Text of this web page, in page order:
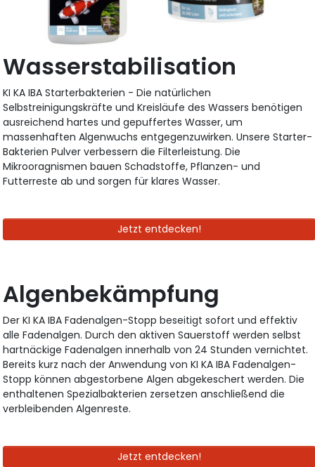
Wasserstabilisation
KI KA IBA Starterbakterien - Die natürlichen
Selbstreinigungskräfte und Kreisläufe des Wassers benötigen
ausreichend hartes und gepuffertes Wasser, um
massenhaften Algenwuchs entgegenzuwirken. Unsere Starter-
Bakterien Pulver verbessern die Filterleistung. Die
Mikrooragnismen bauen Schadstoffe, Pflanzen- und
Futterreste ab und sorgen für klares Wasser.
Jetzt entdecken!
Algenbekämpfung
Der KI KA IBA Fadenalgen-Stopp beseitigt sofort und effektiv
alle Fadenalgen. Durch den aktiven Sauerstoff werden selbst
hartnäckige Fadenalgen innerhalb von 24 Stunden vernichtet.
Bereits kurz nach der Anwendung von KI KA IBA Fadenalgen-
Stopp können abgestorbene Algen abgekeschert werden. Die
enthaltenen Spezialbakterien zersetzen anschließend die
verbleibenden Algenreste.
Jetzt entdecken!